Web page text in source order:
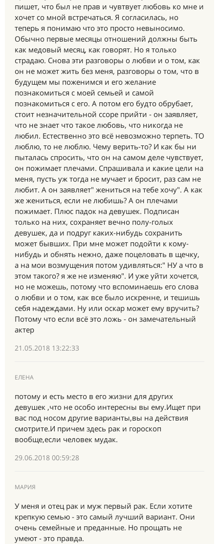
пишет, что был не прав и чувтвует любовь ко мне и
хочет со мной встречаться. Я согласилась, но
теперь я понимаю что это просто невыносимо.
Обычно первые месяцы отношений должны быть
как медовый месяц, как говорят. Но я только
страдаю. Снова эти разговоры о любви и о том, как
он не может жить без меня, разговоры о том, что в
будущем мы поженимся и его желание
познакомиться с моей семьей и самой
познакомиться с его. А потом его будто обрубает,
стоит незначительной ссоре прийти - он заявляет,
что не знает что такое любовь, что никогда не
любил. Естественно это всё невозможно терпеть. ТО
люблю, то не люблю. Чему верить-то? И как бы ни
пыталась спросить, что он на самом деле чувствует,
он пожимает плечами. Спрашивала и какие цели на
меня, пусть уж тогда не мучает и бросит, раз сам не
любит. А он заявляет" жениться на тебе хочу". А как
же жениться, если не любишь? А он плечами
пожимает. Плюс падок на девушек. Подписан
только на них, сохраняет вечно полу-голых
девушек, да и подруг каких-нибудь сохранить
может бывших. При мне может подойти к кому-
нибудь и обнять нежно, даже поцеловать в щечку,
а на мои возмущения потом удивляться:" НУ а что в
этом такого? я же не изменяю". И уже уйти хочется,
но не можешь, потому что вспоминаешь его слова
о любви и о том, как все было искренне, и тешишь
себя надеждами. Ну или оскар может ему вручить?
Потому что если всё это ложь - он замечательный
актер
21.05.2018 13:22:33
ЕЛЕНА
потому и есть место в его жизни для других
девушек ,что не особо интересны вы ему.Ищет при
вас под носом другие варианты,вы на действия
смотрите.И причем здесь рак и гороскоп
вообще,если человек мудак.
29.06.2018 00:59:28
МАРИЯ
У меня и отец рак и муж первый рак. Если хотите
крепкую семью - это самый лучший вариант. Они
очень семейные и преданные. Но прощать не
умеют - это правда.